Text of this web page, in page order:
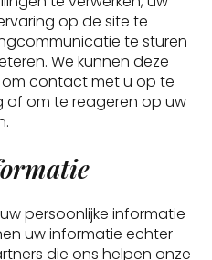
op de site te
te sturen
We kunnen deze
contact met u op te
of om te reageren op uw
persoonlijke informatie
uw informatie echter
die ons helpen onze